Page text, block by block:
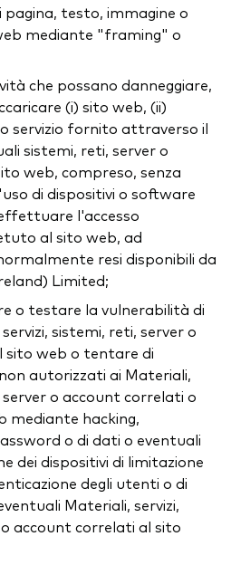
testo, immagine o
mediante "framing" o
che possano danneggiare,
(i) sito web, (ii)
servizio fornito attraverso il
sistemi, reti, server o
web, compreso, senza
di dispositivi o software
l'accesso
al sito web, ad
resi disponibili da
Limited;
o testare la vulnerabilità di
sistemi, reti, server o
sito web o tentare di
autorizzati ai Materiali,
o account correlati o
mediante hacking,
o di dati o eventuali
dei dispositivi di limitazione
degli utenti o di
Materiali, servizi,
account correlati al sito